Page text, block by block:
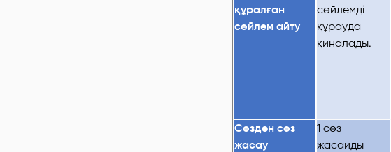
құралған
сөйлем айту
сөйлемді
құрауда
қиналады.
Сөзден сөз
жасау
1 сөз
жасайды